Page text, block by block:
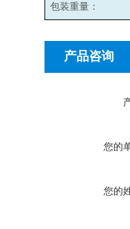
包装重量：
产品咨询
您的
您的